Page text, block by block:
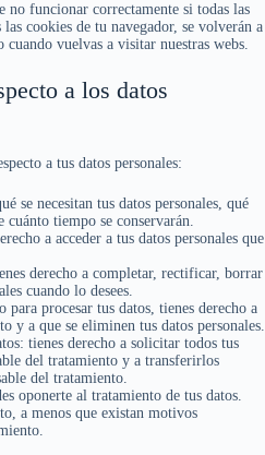
no funcionar correctamente si todas las
cookies de tu navegador, se volverán a
vuelvas a visitar nuestras webs.
a los datos
a tus datos personales:
se necesitan tus datos personales, qué
cuánto tiempo se conservarán.
a acceder a tus datos personales que
derecho a completar, rectificar, borrar
cuando lo desees.
para procesar tus datos, tienes derecho a
y a que se eliminen tus datos personales.
tienes derecho a solicitar todos tus
del tratamiento y a transferirlos
del tratamiento.
oponerte al tratamiento de tus datos.
a menos que existan motivos